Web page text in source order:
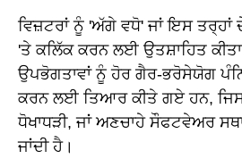
ਵਿਜ਼ਟਰਾਂ ਨੂੰ 'ਅੱਗੇ ਵਧੋ' ਜਾਂ ਇਸ ਤਰ੍ਹਾਂ
'ਤੇ ਕਲਿੱਕ ਕਰਨ ਲਈ ਉਤਸ਼ਾਹਿਤ
ਉਪਭੋਗਤਾਵਾਂ ਨੂੰ ਹੋਰ ਗੈਰ-ਭਰੋਸੇਯੋਗ
ਕਰਨ ਲਈ ਤਿਆਰ ਕੀਤੇ ਗਏ ਹਨ, ਜਿਸ
ਧੋਖਾਧੜੀ, ਜਾਂ ਅਣਚਾਹੇ ਸੌਫਟਵੇਅਰ
ਜਾਂਦੀ ਹੈ।